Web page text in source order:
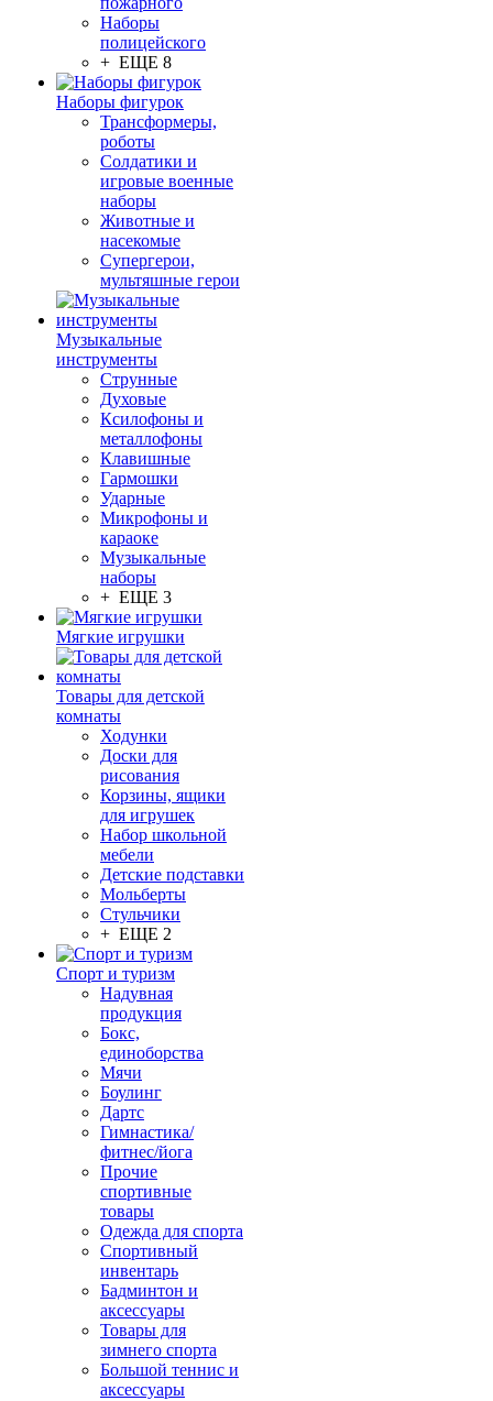
Наборы
полицейского
+ ЕЩЕ 8
Наборы фигурок
Трансформеры,
роботы
Солдатики и
игровые военные
наборы
Животные и
насекомые
Супергерои,
мультяшные герои
Музыкальные
инструменты
Струнные
Духовые
Ксилофоны и
металлофоны
Клавишные
Гармошки
Ударные
Микрофоны и
караоке
Музыкальные
наборы
+ ЕЩЕ 3
Мягкие игрушки
Товары для детской
комнаты
Ходунки
Доски для
рисования
Корзины, ящики
для игрушек
Набор школьной
мебели
Детские подставки
Мольберты
Стульчики
+ ЕЩЕ 2
Спорт и туризм
Надувная
продукция
Бокс,
единоборства
Мячи
Боулинг
Дартс
Гимнастика/
фитнес/йога
Прочие
спортивные
товары
Одежда для спорта
Спортивный
инвентарь
Бадминтон и
аксессуары
Товары для
зимнего спорта
Большой теннис и
аксессуары